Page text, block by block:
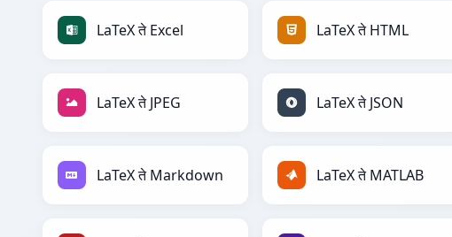
LaTeX ते Excel LaTeX ते HTML
LaTeX ते JPEG LaTeX ते JSON
LaTeX ते Markdown LaTeX ते MATLAB